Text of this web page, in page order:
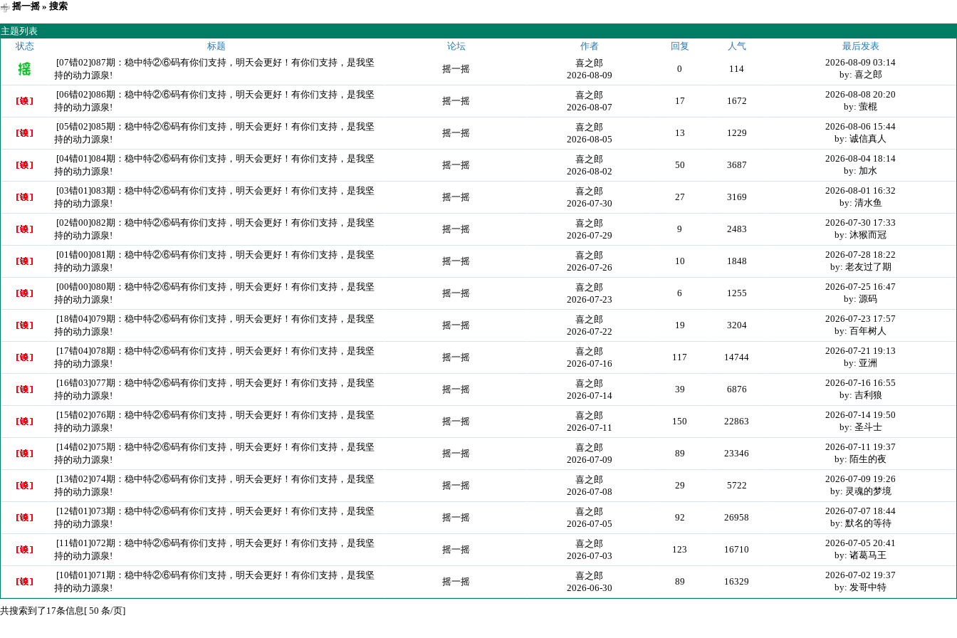
摇一摇» 搜索
主题列表
状态
标题 论坛 作者 回复 人气
最后发表
[07错02]087期：稳中特②⑥码有你们支持，明天会更好！有你们支持，是我坚
持的动力源泉!
摇一摇
喜之郎
2026-08-09
0 114
2026-08-09 03:14
by: 喜之郎
[06错02]086期：稳中特②⑥码有你们支持，明天会更好！有你们支持，是我坚
持的动力源泉!
摇一摇
喜之郎
2026-08-07
17 1672
2026-08-08 20:20
by: 萤棍
[05错02]085期：稳中特②⑥码有你们支持，明天会更好！有你们支持，是我坚
持的动力源泉!
摇一摇
喜之郎
2026-08-05
13 1229
2026-08-06 15:44
by: 诚信真人
[04错01]084期：稳中特②⑥码有你们支持，明天会更好！有你们支持，是我坚
持的动力源泉!
摇一摇
喜之郎
2026-08-02
50 3687
2026-08-04 18:14
by: 加水
[03错01]083期：稳中特②⑥码有你们支持，明天会更好！有你们支持，是我坚
持的动力源泉!
摇一摇
喜之郎
2026-07-30
27 3169
2026-08-01 16:32
by: 清水鱼
[02错00]082期：稳中特②⑥码有你们支持，明天会更好！有你们支持，是我坚
持的动力源泉!
摇一摇
喜之郎
2026-07-29
9 2483
2026-07-30 17:33
by: 沐猴而冠
[01错00]081期：稳中特②⑥码有你们支持，明天会更好！有你们支持，是我坚
持的动力源泉!
摇一摇
喜之郎
2026-07-26
10 1848
2026-07-28 18:22
by: 老友过了期
[00错00]080期：稳中特②⑥码有你们支持，明天会更好！有你们支持，是我坚
持的动力源泉!
摇一摇
喜之郎
2026-07-23
6 1255
2026-07-25 16:47
by: 源码
[18错04]079期：稳中特②⑥码有你们支持，明天会更好！有你们支持，是我坚
持的动力源泉!
摇一摇
喜之郎
2026-07-22
19 3204
2026-07-23 17:57
by: 百年树人
[17错04]078期：稳中特②⑥码有你们支持，明天会更好！有你们支持，是我坚
持的动力源泉!
摇一摇
喜之郎
2026-07-16
117 14744
2026-07-21 19:13
by: 亚洲
[16错03]077期：稳中特②⑥码有你们支持，明天会更好！有你们支持，是我坚
持的动力源泉!
摇一摇
喜之郎
2026-07-14
39 6876
2026-07-16 16:55
by: 吉利狼
[15错02]076期：稳中特②⑥码有你们支持，明天会更好！有你们支持，是我坚
持的动力源泉!
摇一摇
喜之郎
2026-07-11
150 22863
2026-07-14 19:50
by: 圣斗士
[14错02]075期：稳中特②⑥码有你们支持，明天会更好！有你们支持，是我坚
持的动力源泉!
摇一摇
喜之郎
2026-07-09
89 23346
2026-07-11 19:37
by: 陌生的夜
[13错02]074期：稳中特②⑥码有你们支持，明天会更好！有你们支持，是我坚
持的动力源泉!
摇一摇
喜之郎
2026-07-08
29 5722
2026-07-09 19:26
by: 灵魂的梦境
[12错01]073期：稳中特②⑥码有你们支持，明天会更好！有你们支持，是我坚
持的动力源泉!
摇一摇
喜之郎
2026-07-05
92 26958
2026-07-07 18:44
by: 默名的等待
[11错01]072期：稳中特②⑥码有你们支持，明天会更好！有你们支持，是我坚
持的动力源泉!
摇一摇
喜之郎
2026-07-03
123 16710
2026-07-05 20:41
by: 诸葛马王
[10错01]071期：稳中特②⑥码有你们支持，明天会更好！有你们支持，是我坚
持的动力源泉!
摇一摇
喜之郎
2026-06-30
89 16329
2026-07-02 19:37
by: 发哥中特
共搜索到了17条信息[ 50 条/页]